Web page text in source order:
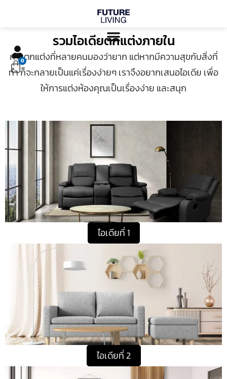
0
Cart
รวมไอเดียตกแต่งภายใน
การตกแต่งที่หลายคนมองว่ายาก แต่หากมีความสุขกับสิ่งที่
ทำ ก็จะกลายเป็นแค่เรื่องง่ายๆ เราจึงอยากเสนอไอเดีย เพื่อ
ให้การแต่งห้องคุณเป็นเรื่องง่าย และสนุก
ไอเดียที่ 1
ไอเดียที่ 2